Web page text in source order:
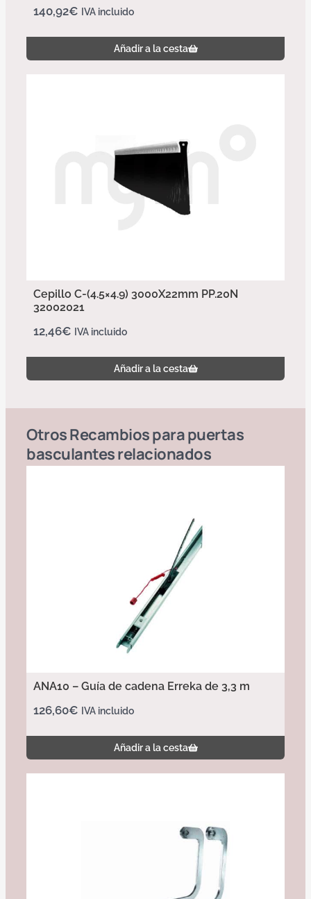
140,92€ IVA incluido
Añadir a la cesta
Cepillo C-(4.5×4.9) 3000X22mm PP.20N
32002021
12,46€ IVA incluido
Añadir a la cesta
OtrosRecambios para puertas
basculantesrelacionados
ANA10 – Guía de cadena Erreka de 3,3 m
126,60€ IVA incluido
Añadir a la cesta